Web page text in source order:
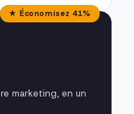
★ Économisez 41%
marketing, en un